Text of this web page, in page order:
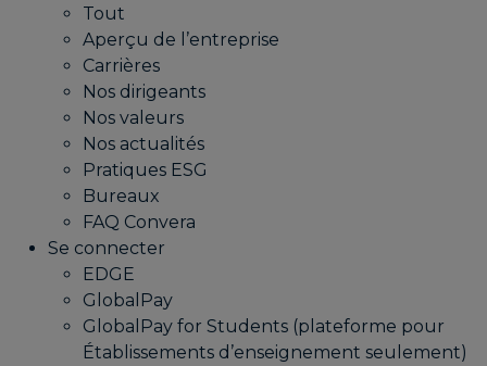
Tout
Aperçu de l’entreprise
Carrières
Nos dirigeants
Nos valeurs
Nos actualités
Pratiques ESG
Bureaux
FAQ Convera
Se connecter
EDGE
GlobalPay
GlobalPay for Students (plateforme pour
Établissements d’enseignement seulement)